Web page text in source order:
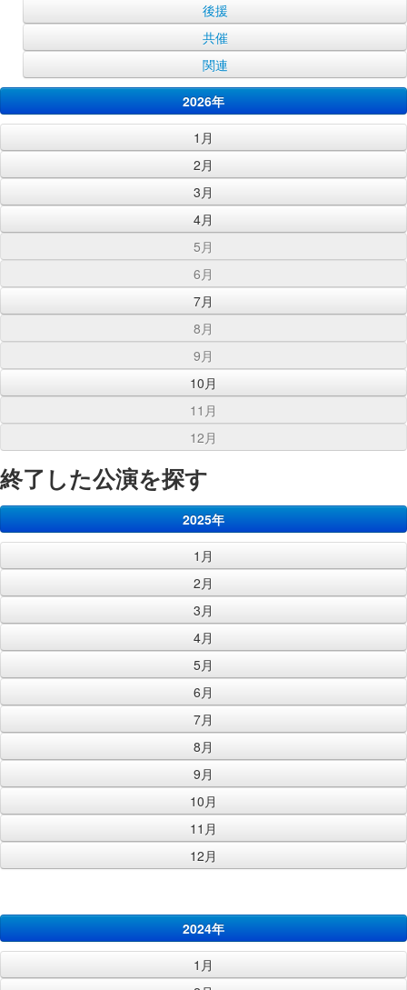
後援
共催
関連
2026年
1月
2月
3月
4月
5月
6月
7月
8月
9月
10月
11月
12月
終了した公演を探す
2025年
1月
2月
3月
4月
5月
6月
7月
8月
9月
10月
11月
12月
2024年
1月